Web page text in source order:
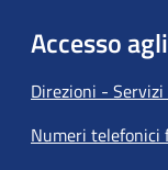
Accesso
Direzioni -
Numeri telefonici